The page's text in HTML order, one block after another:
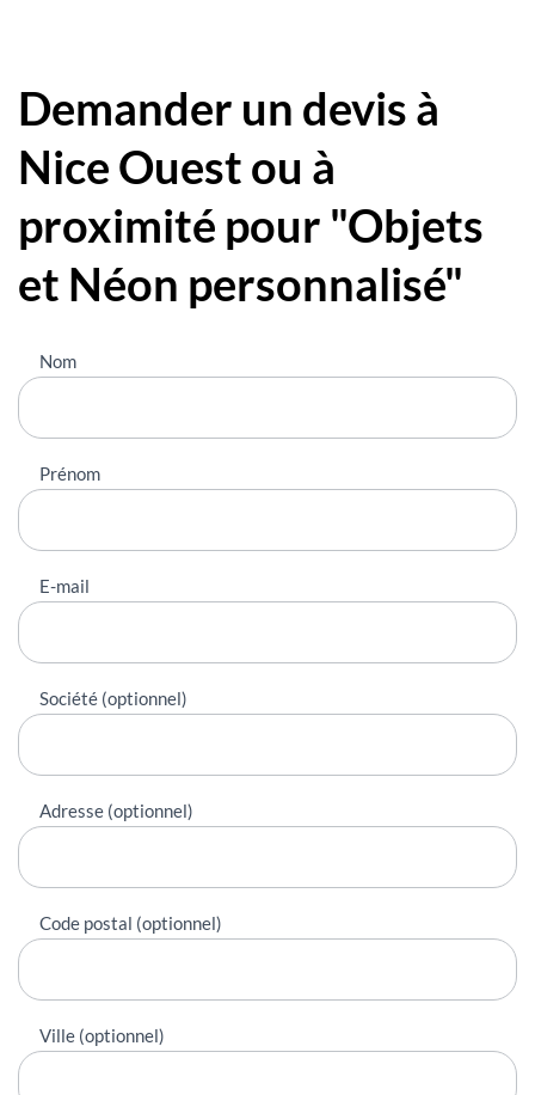
Demander un devis à
Nice Ouest ou à
proximité pour "Objets
et Néon personnalisé"
Nous
contacter
Nom
Prénom
E-mail
Société (optionnel)
Adresse (optionnel)
Code postal (optionnel)
Ville (optionnel)